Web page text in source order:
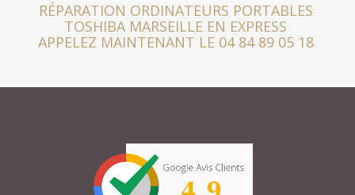
RÉPARATION ORDINATEURS PORTABLES
TOSHIBA MARSEILLE EN EXPRESS
APPELEZ MAINTENANT LE 04 84 89 05 18